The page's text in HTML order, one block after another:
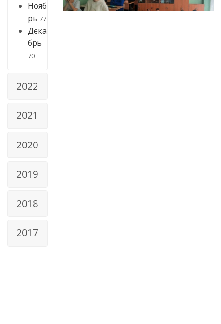
Нояб
рь 77
Дека
брь
70
2022
2021
2020
2019
2018
2017